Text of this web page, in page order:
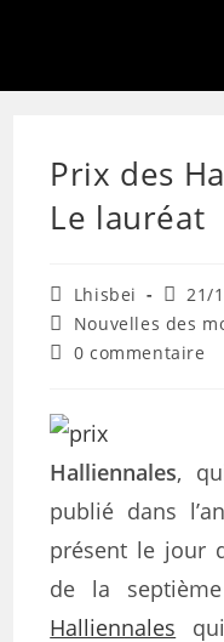
Prix des
Le lauréat
Lhisbei
21/
Nouvelles des
0 commentaire
Halliennales,
publié dans
présent le jour
de la
Halliennales